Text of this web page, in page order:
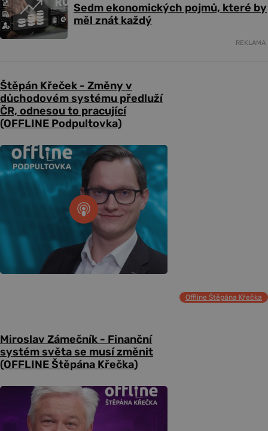
Sedm ekonomických pojmů, které by
měl znát každý
REKLAMA
Štěpán Křeček - Změny v
důchodovém systému předluží
ČR, odnesou to pracující
(OFFLINE Podpultovka)
Offline Štěpána Křečka
Miroslav Zámečník - Finanční
systém světa se musí změnit
(OFFLINE Štěpána Křečka)